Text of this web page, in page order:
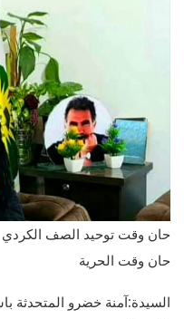
حان وقت توحيد الصف الكردي
حان وقت الحرية
السيدة:آمنة خضرو المتحدثة